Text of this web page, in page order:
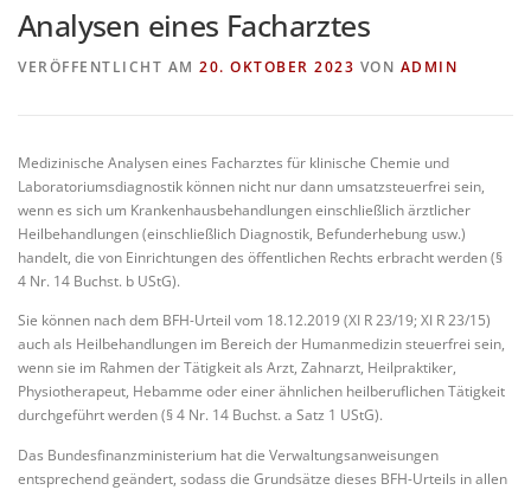
Analysen eines Facharztes
VERÖFFENTLICHT AM 20. OKTOBER 2023 VON ADMIN
Medizinische Analysen eines Facharztes für klinische Chemie und
Laboratoriumsdiagnostik können nicht nur dann umsatzsteuerfrei sein,
wenn es sich um Krankenhausbehandlungen einschließlich ärztlicher
Heilbehandlungen (einschließlich Diagnostik, Befunderhebung usw.)
handelt, die von Einrichtungen des öffentlichen Rechts erbracht werden (§
4 Nr. 14 Buchst. b UStG).
Sie können nach dem BFH-Urteil vom 18.12.2019 (XI R 23/19; XI R 23/15)
auch als Heilbehandlungen im Bereich der Humanmedizin steuerfrei sein,
wenn sie im Rahmen der Tätigkeit als Arzt, Zahnarzt, Heilpraktiker,
Physiotherapeut, Hebamme oder einer ähnlichen heilberuflichen Tätigkeit
durchgeführt werden (§ 4 Nr. 14 Buchst. a Satz 1 UStG).
Das Bundesfinanzministerium hat die Verwaltungsanweisungen
entsprechend geändert, sodass die Grundsätze dieses BFH-Urteils in allen